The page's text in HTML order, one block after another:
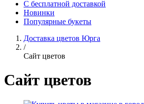
С бесплатной доставкой
Новинки
Популярные букеты
Доставка цветов Юрга
/
Сайт цветов
Сайт цветов